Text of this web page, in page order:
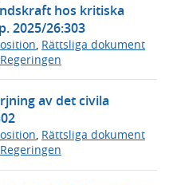
hos kritiska
2025/26:303
Rättsliga dokument
Regeringen
av det civila
, Rättsliga dokument
Regeringen